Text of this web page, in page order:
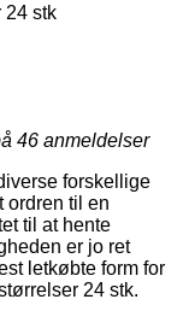
24 stk
46 anmeldelser
forskellige
ordren til en
til at hente
er jo ret
letkøbte form for
24 stk.